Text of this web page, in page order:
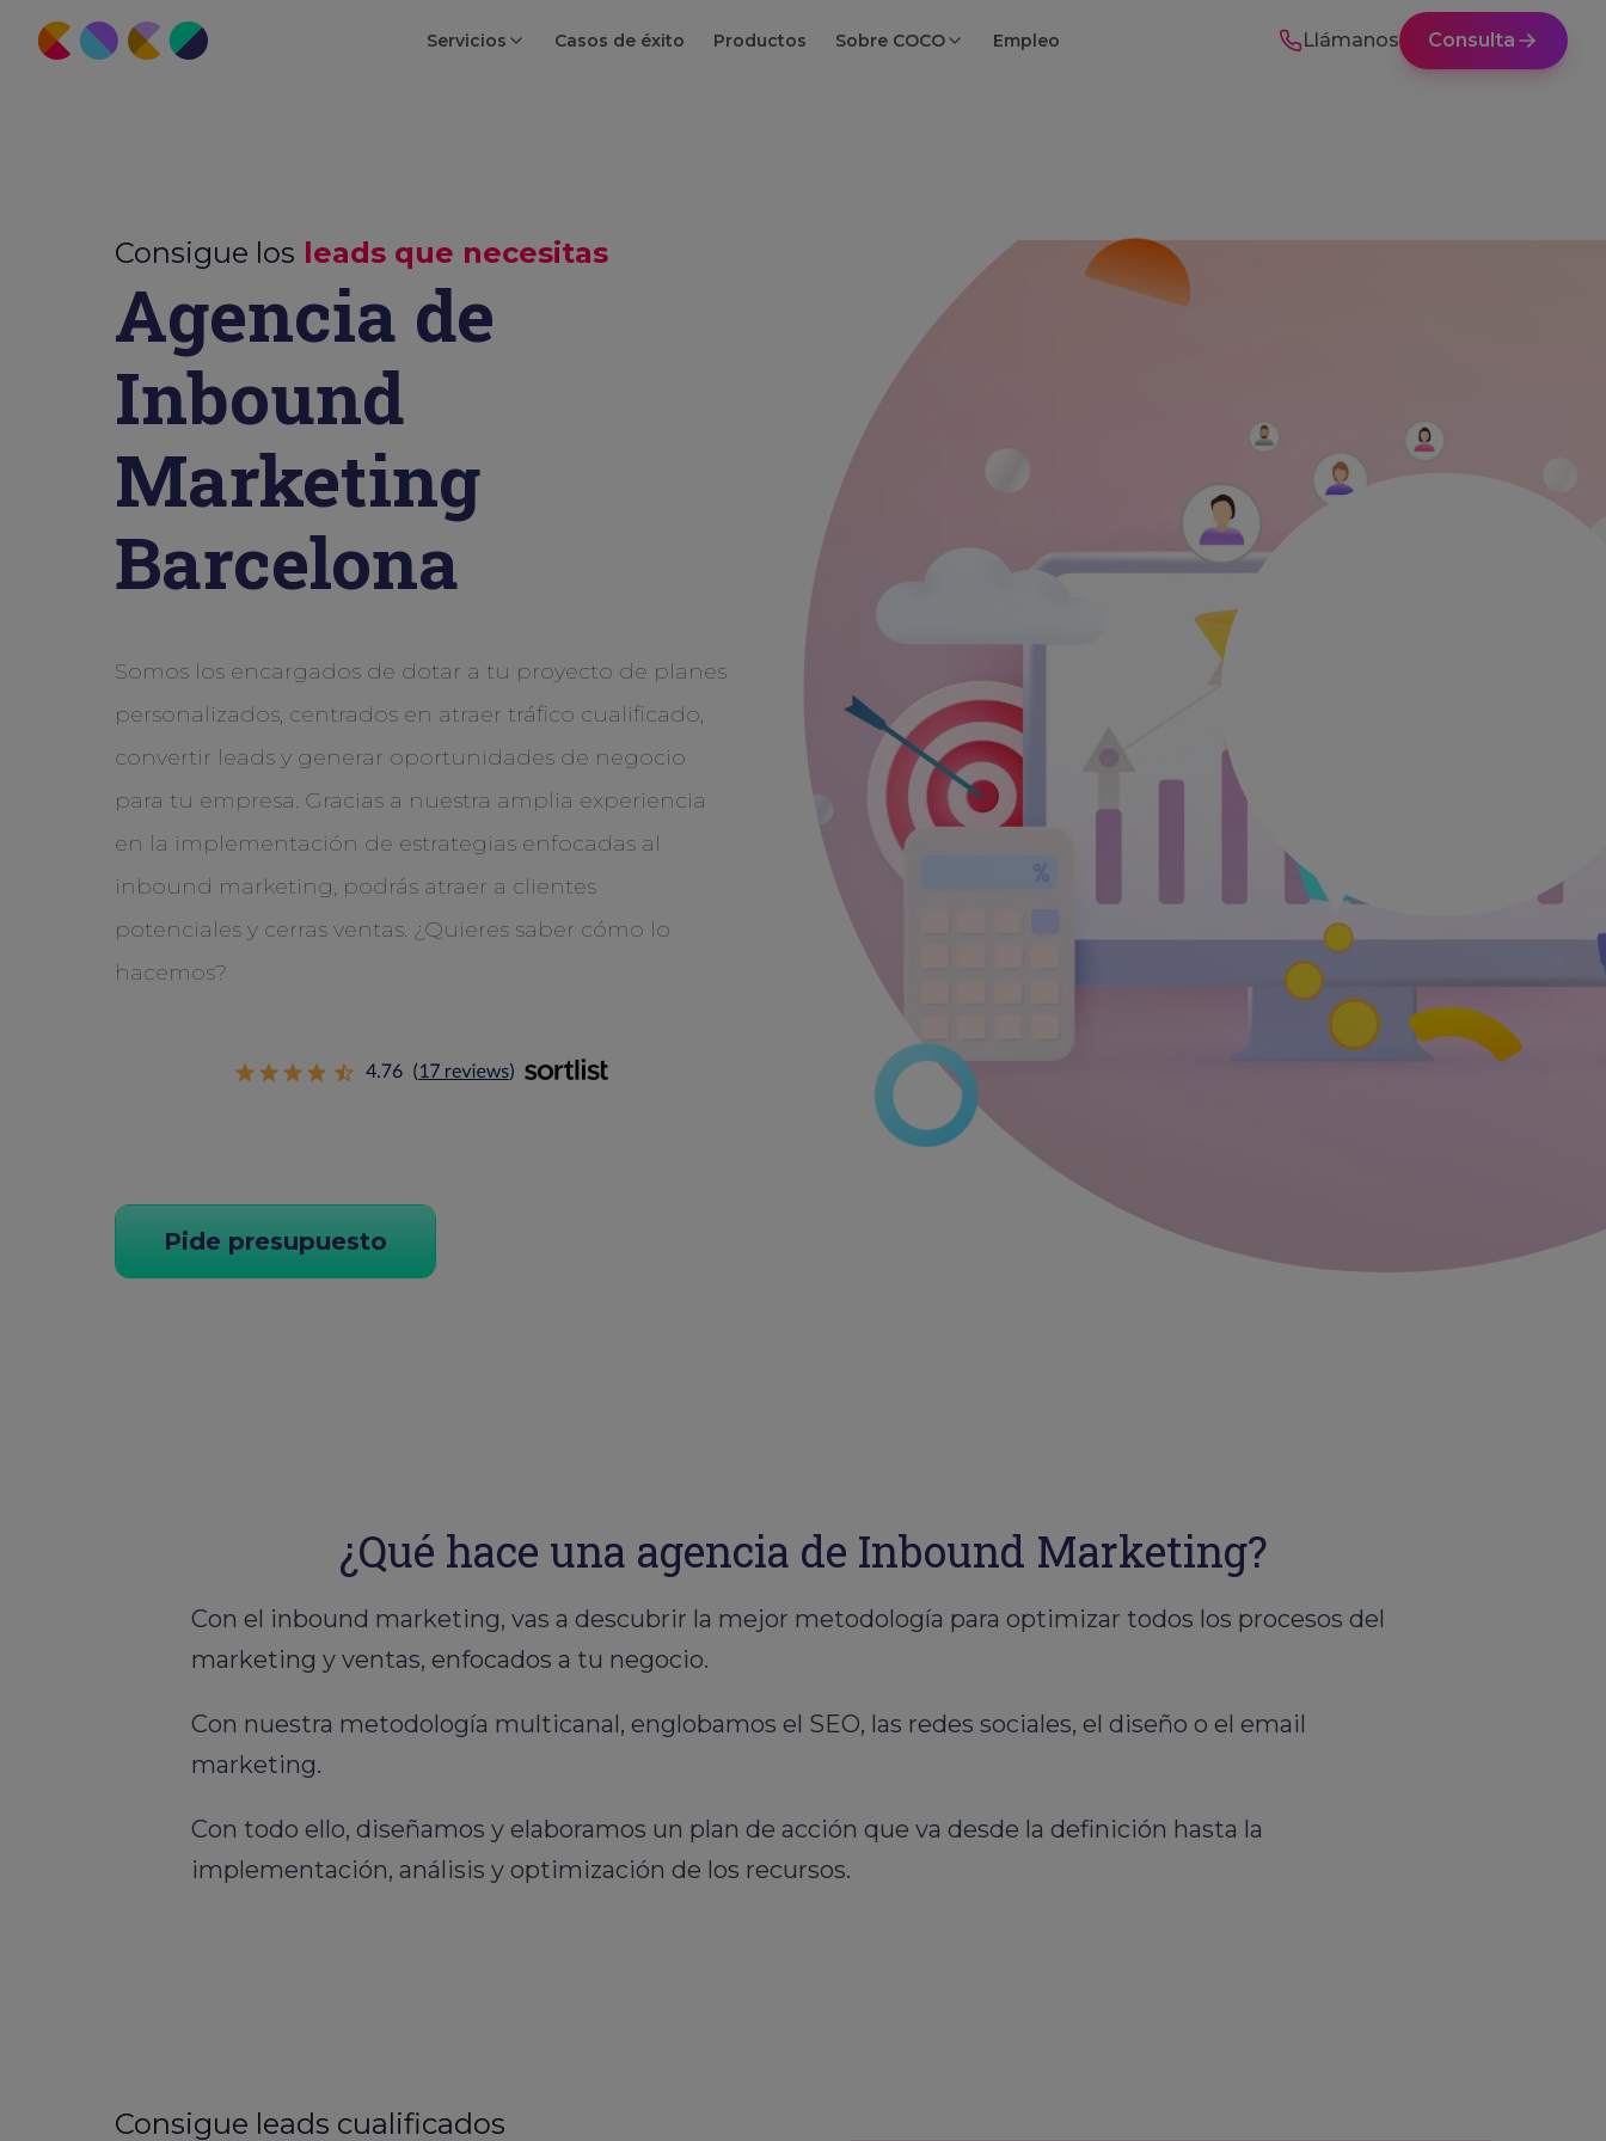
Servicios Casos de éxito Productos Sobre COCO Empleo Llámanos Consulta
Consigue los leads que necesitas
Agencia de
Inbound
Marketing
Barcelona
Somos los encargados de dotar a tu proyecto de planes
personalizados, centrados en atraer tráfico cualificado,
convertir leads y generar oportunidades de negocio
para tu empresa. Gracias a nuestra amplia experiencia
en la implementación de estrategias enfocadas al
inbound marketing, podrás atraer a clientes
potenciales y cerras ventas. ¿Quieres saber cómo lo
hacemos?
Pide presupuesto
¿Qué hace una agencia de Inbound Marketing?
Con el inbound marketing, vas a descubrir la mejor metodología para optimizar todos los procesos del
marketing y ventas, enfocados a tu negocio.
Con nuestra metodología multicanal, englobamos el SEO, las redes sociales, el diseño o el email
marketing.
Con todo ello, diseñamos y elaboramos un plan de acción que va desde la definición hasta la
implementación, análisis y optimización de los recursos.
Consigue leads cualificados